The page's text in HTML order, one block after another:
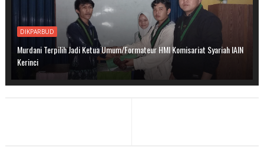
DIKPARBUD
Murdani Terpilih Jadi Ketua Umum/Formateur HMI Komisariat Syariah IAIN
Kerinci